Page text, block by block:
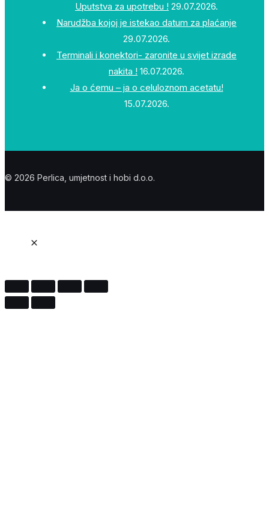
Uputstva za upotrebu ! 29.07.2026.
Narudžba kojoj je istekao datum za plaćanje
29.07.2026.
Terminali i konektori- zaronite u svijet izrade
nakita ! 16.07.2026.
Ja o ćemu – ja o celuloznom acetatu!
15.07.2026.
© 2026 Perlica, umjetnost i hobi d.o.o.